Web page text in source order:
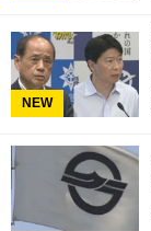
NEW